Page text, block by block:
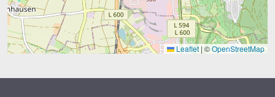
Leaflet | ©OpenStreetMap